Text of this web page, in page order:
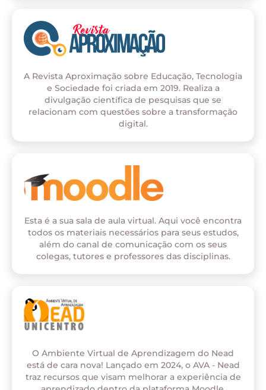
A Revista Aproximação sobre Educação, Tecnologia
e Sociedade foi criada em 2019. Realiza a
divulgação científica de pesquisas que se
relacionam com questões sobre a transformação
digital.
Esta é a sua sala de aula virtual. Aqui você encontra
todos os materiais necessários para seus estudos,
além do canal de comunicação com os seus
colegas, tutores e professores das disciplinas.
O Ambiente Virtual de Aprendizagem do Nead
está de cara nova! Lançado em 2024, o AVA - Nead
traz recursos que visam melhorar a experiência de